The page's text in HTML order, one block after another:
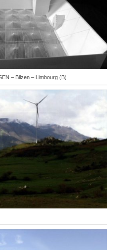
– Bilzen – Limbourg (B)